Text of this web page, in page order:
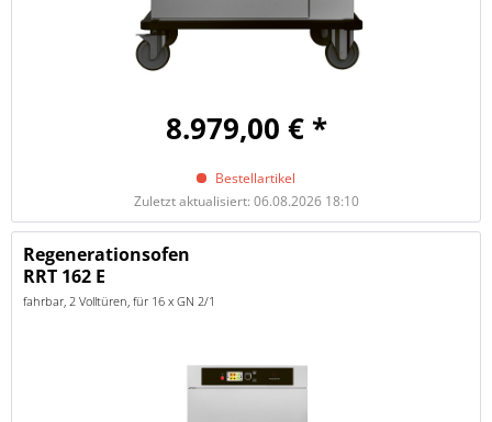
8.979,00 € *
Bestellartikel
Zuletzt aktualisiert: 06.08.2026 18:10
Regenerationsofen
RRT 162 E
fahrbar, 2 Volltüren, für 16 x GN 2/1